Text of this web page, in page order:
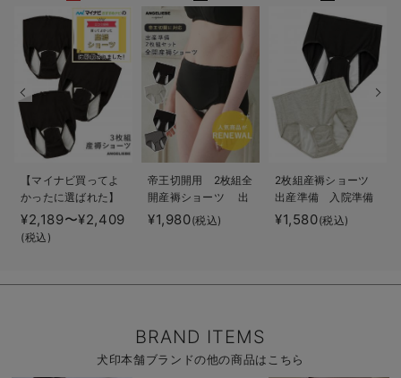
【マイナビ買ってよ
かったに選ばれた】
3枚組産褥ショーツ
¥2,189〜¥2,409
(税込)
帝王切開用 2枚組全
開産褥ショーツ 出
産準備 入院準備
¥1,980(税込)
2枚組産褥ショーツ
出産準備 入院準備
¥1,580(税込)
BRAND ITEMS
犬印本舗ブランドの他の商品はこちら